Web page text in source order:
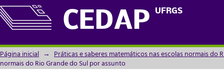
CEDAP UFRGS
Navegação Práticas e saberes
assunto "Apostila; Fatos Básicos"
Página inicial → Práticas e saberes matemáticos nas escolas normais do
normais do Rio Grande do Sul por assunto